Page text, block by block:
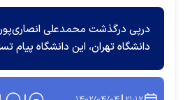
درپی درگذشت محمدعلی انصاری‌پور
دانشگاه تهران، این دانشگاه پیام